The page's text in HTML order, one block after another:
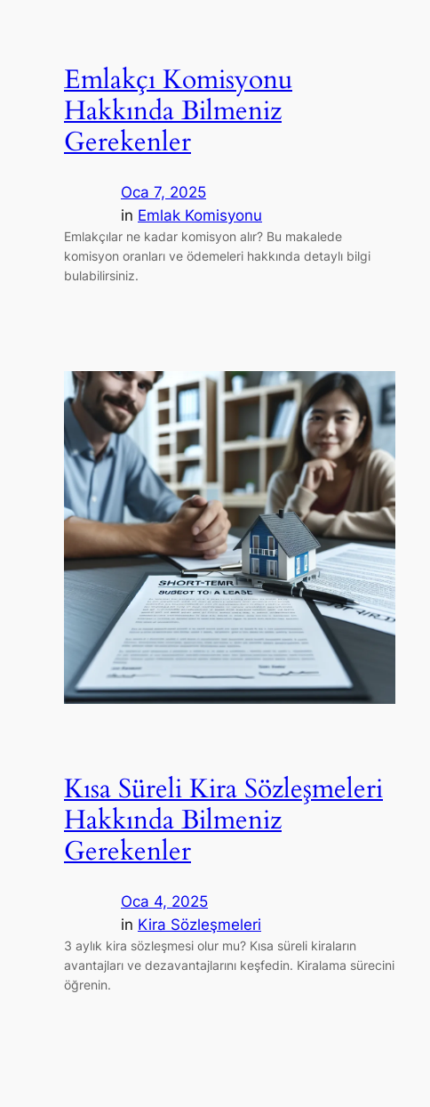
Emlakçı Komisyonu
Hakkında Bilmeniz
Gerekenler
Oca 7, 2025
in Emlak Komisyonu
Emlakçılar ne kadar komisyon alır? Bu makalede
komisyon oranları ve ödemeleri hakkında detaylı bilgi
bulabilirsiniz.
Kısa Süreli Kira Sözleşmeleri
Hakkında Bilmeniz
Gerekenler
Oca 4, 2025
in Kira Sözleşmeleri
3 aylık kira sözleşmesi olur mu? Kısa süreli kiraların
avantajları ve dezavantajlarını keşfedin. Kiralama sürecini
öğrenin.